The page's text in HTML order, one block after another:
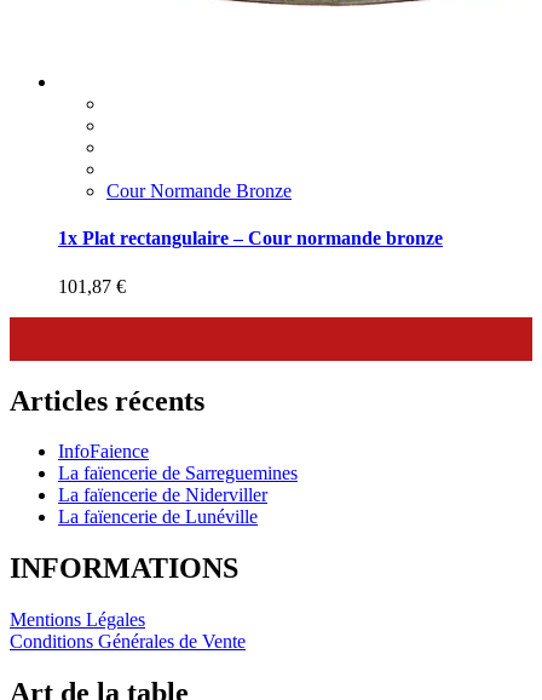
Cour Normande Bronze
1x Plat rectangulaire – Cour normande bronze
101,87 €
Articles récents
InfoFaience
La faïencerie de Sarreguemines
La faïencerie de Niderviller
La faïencerie de Lunéville
INFORMATIONS
Mentions Légales
Conditions Générales de Vente
Art de la table